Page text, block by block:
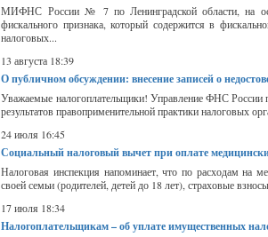
МИФНС России № 7 по Ленинградской области, на
фискального признака, который содержится в
налоговых...
13 августа 18:39
О публичном обсуждении: внесение записей о
Уважаемые налогоплательщики! Управление ФНС России
результатов правоприменительной практики налоговых
24 июля 16:45
Социальный налоговый вычет при оплате
Налоговая инспекция напоминает, что по расходам на
своей семьи (родителей, детей до 18 лет), страховые
17 июля 18:34
Налогоплательщикам – об уплате имущественных